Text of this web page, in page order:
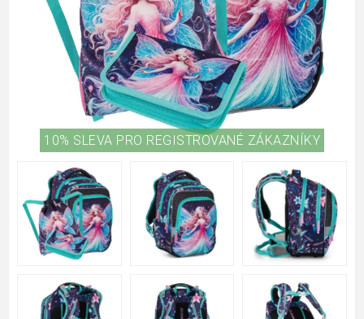
10% SLEVA PRO REGISTROVANÉ ZÁKAZNÍKY